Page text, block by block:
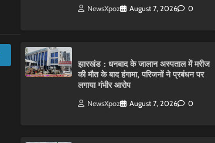
NewsXpoz August 7, 2026 0
झारखंड : धनबाद के जालान अस्पताल में मरीज
की मौत के बाद हंगामा, परिजनों ने प्रबंधन पर
लगाया गंभीर आरोप
NewsXpoz August 7, 2026 0